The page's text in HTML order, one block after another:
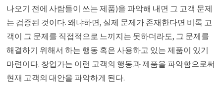
나오기 전에 사람들이 쓰는 제품)을 파악해 내면 그 고객 문제
는 검증된 것이다. 왜냐하면, 실제 문제가 존재한다면 비록 고
객이 그 문제를 직접적으로 느끼지는 못하더라도, 그 문제를
해결하기 위해서 하는 행동 혹은 사용하고 있는 제품이 있기
마련이다. 창업가는 이런 고객의 행동과 제품을 파악함으로써
현재 고객의 대안을 파악하게 된다.